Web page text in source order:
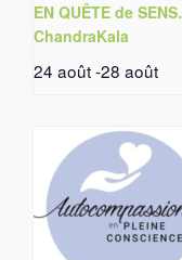
EN QUÊTE de
ChandraKala
24 août-28 août